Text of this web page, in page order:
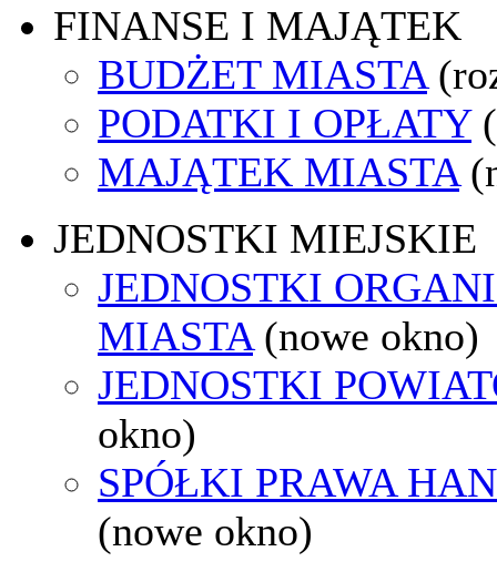
FINANSE I MAJĄTEK
BUDŻET MIASTA
PODATKI I OPŁATY
MAJĄTEK MIASTA
JEDNOSTKI MIEJSKIE
JEDNOSTKI
MIASTA (nowe okno)
JEDNOSTKI
okno)
SPÓŁKI PRAWA
(nowe okno)